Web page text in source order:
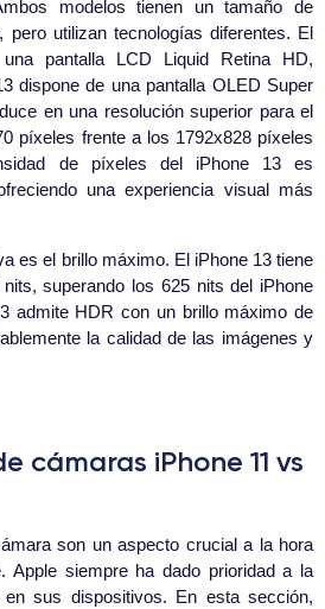
modelos tienen un tamaño de
pero utilizan tecnologías diferentes. El
pantalla LCD Liquid Retina HD,
dispone de una pantalla OLED Super
en una resolución superior para el
píxeles frente a los 1792x828 píxeles
de píxeles del iPhone 13 es
una experiencia visual más
es el brillo máximo. El iPhone 13 tiene
superando los 625 nits del iPhone
admite HDR con un brillo máximo de
la calidad de las imágenes y
cámaras iPhone 11 vs
son un aspecto crucial a la hora
Apple siempre ha dado prioridad a la
sus dispositivos. En esta sección,